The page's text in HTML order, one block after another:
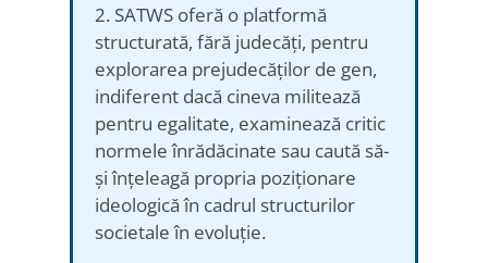
2. SATWS oferă o platformă
structurată, fără judecăți, pentru
explorarea prejudecăților de gen,
indiferent dacă cineva militează
pentru egalitate, examinează critic
normele înrădăcinate sau caută să-
și înțeleagă propria poziționare
ideologică în cadrul structurilor
societale în evoluție.